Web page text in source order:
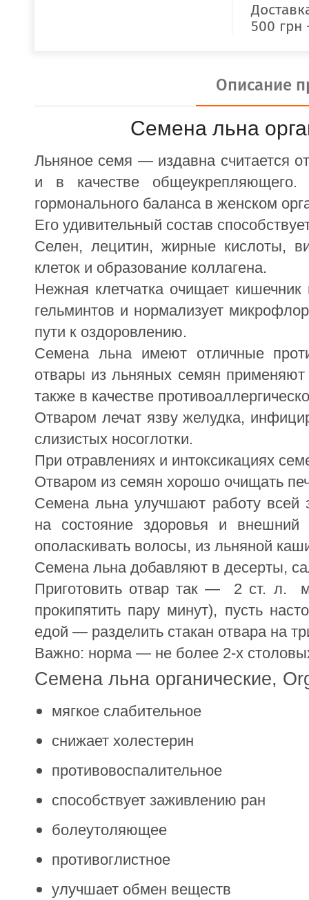
500
Описание
Семена льна
Льняное семя — издавна считается
и в качестве общеукрепляющего.
гормонального баланса в женском
Его удивительный состав
Селен, лецитин, жирные кислоты,
клеток и образование коллагена.
Нежная клетчатка очищает
гельминтов и нормализует
пути к оздоровлению.
Семена льна имеют отличные
отвары из льняных семян
также в качестве
Отваром лечат язву желудка,
слизистых носоглотки.
При отравлениях и интоксикациях
Отваром из семян хорошо очищать
Семена льна улучшают работу всей
на состояние здоровья и
ополаскивать волосы, из льняной
Семена льна добавляют в десерты,
Приготовить отвар так —  2 ст. л.
прокипятить пару минут), пусть
едой — разделить стакан отвара на
Важно: норма — не более 2-х
Семена льна органические,
мягкое слабительное
снижает холестерин
противовоспалительное
способствует заживлению ран
болеутоляющее
противоглистное
улучшает обмен веществ